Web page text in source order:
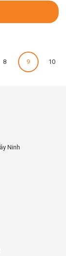
8 9 10
Ninh